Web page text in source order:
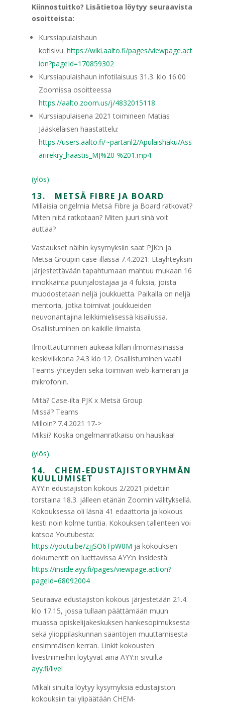
Kiinnostuitko? Lisätietoa löytyy seuraavista
osoitteista:
Kurssiapulaishaun
kotisivu: https://wiki.aalto.fi/pages/viewpage.act
ion?pageId=170859302
Kurssiapulaishaun infotilaisuus 31.3. klo 16:00
Zoomissa osoitteessa
https://aalto.zoom.us/j/4832015118
Kurssiapulaisena 2021 toimineen Matias
Jääskeläisen haastattelu:
https://users.aalto.fi/~partanl2/Apulaishaku/Ass
arirekry_haastis_MJ%20-%201.mp4
(ylös)
13. METSÄ FIBRE JA BOARD
Millaisia ongelmia Metsä Fibre ja Board ratkovat?
Miten niitä ratkotaan? Miten juuri sinä voit
auttaa?
Vastaukset näihin kysymyksiin saat PJK:n ja
Metsä Groupin case-illassa 7.4.2021. Etäyhteyksin
järjestettävään tapahtumaan mahtuu mukaan 16
innokkainta puunjalostajaa ja 4 fuksia, joista
muodostetaan neljä joukkuetta. Paikalla on neljä
mentoria, jotka toimivat joukkueiden
neuvonantajina leikkimielisessä kisailussa.
Osallistuminen on kaikille ilmaista.
Ilmoittautuminen aukeaa killan ilmomasiinassa
keskiviikkona 24.3 klo 12. Osallistuminen vaatii
Teams-yhteyden sekä toimivan web-kameran ja
mikrofonin.
Mitä? Case-ilta PJK x Metsä Group
Missä? Teams
Milloin? 7.4.2021 17->
Miksi? Koska ongelmanratkaisu on hauskaa!
(ylös)
14. CHEM-EDUSTAJISTORYHMÄN
KUULUMISET
AYY:n edustajiston kokous 2/2021 pidettiin
torstaina 18.3. jälleen etänän Zoomin välityksellä.
Kokouksessa oli läsnä 41 edaattoria ja kokous
kesti noin kolme tuntia. Kokouksen tallenteen voi
katsoa Youtubesta:
https://youtu.be/zjjSO6TpW0M ja kokouksen
dokumentit on luettavissa AYY:n Insidestä:
https://inside.ayy.fi/pages/viewpage.action?
pageId=68092004
Seuraava edustajiston kokous järjestetään 21.4.
klo 17.15, jossa tullaan päättämään muun
muassa opiskelijakeskuksen hankesopimuksesta
sekä ylioppilaskunnan sääntöjen muuttamisesta
ensimmäisen kerran. Linkit kokousten
livestriimeihin löytyvät aina AYY:n sivuilta
ayy.fi/live!
Mikäli sinulta löytyy kysymyksiä edustajiston
kokouksiin tai ylipäätään CHEM-